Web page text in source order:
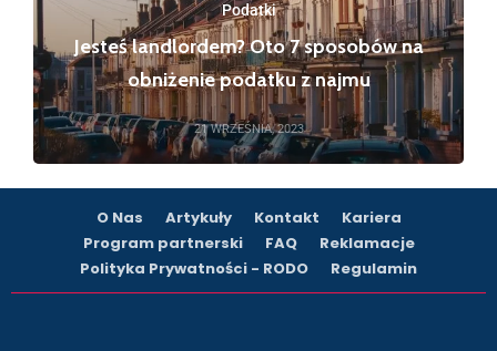
Podatki
Jesteś landlordem? Oto 7 sposobów na
obniżenie podatku z najmu
21 WRZEŚNIA, 2023
O Nas Artykuły Kontakt
Kariera
Program partnerski
FAQ
Reklamacje
Polityka Prywatności - RODO
Regulamin